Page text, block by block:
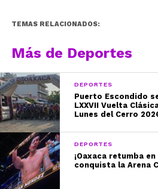
TEMAS RELACIONADOS:
Más de Deportes
DEPORTES
Puerto Escondido
LXXVII Vuelta
Lunes del Cerro
DEPORTES
¡Oaxaca retumba
conquista la Arena